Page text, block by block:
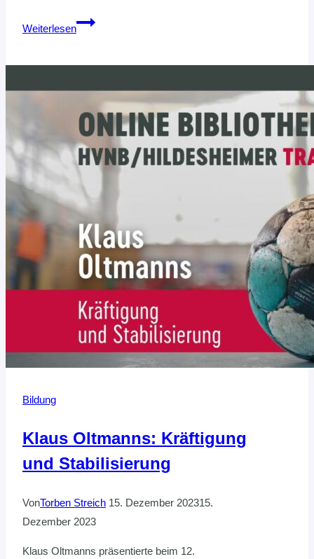
Weiterlesen
Khalid
Bildung
Klaus Oltmanns: Kräftigung
und Stabilisierung
VonTorben Streich 15. Dezember 202315.
Dezember 2023
Klaus Oltmanns präsentierte beim 12.